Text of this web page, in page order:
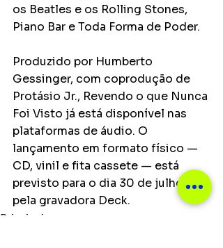
os Beatles e os Rolling Stones,
Piano Bar e Toda Forma de Poder.
Produzido por Humberto
Gessinger, com coprodução de
Protásio Jr., Revendo o que Nunca
Foi Visto já está disponível nas
plataformas de áudio. O
lançamento em formato físico —
CD, vinil e fita cassete — está
previsto para o dia 30 de julho,
pela gravadora Deck.
Principais